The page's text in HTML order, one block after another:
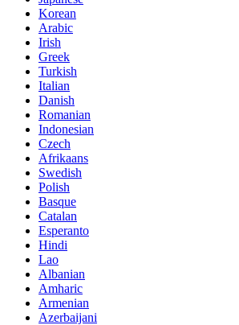
Korean
Arabic
Irish
Greek
Turkish
Italian
Danish
Romanian
Indonesian
Czech
Afrikaans
Swedish
Polish
Basque
Catalan
Esperanto
Hindi
Lao
Albanian
Amharic
Armenian
Azerbaijani